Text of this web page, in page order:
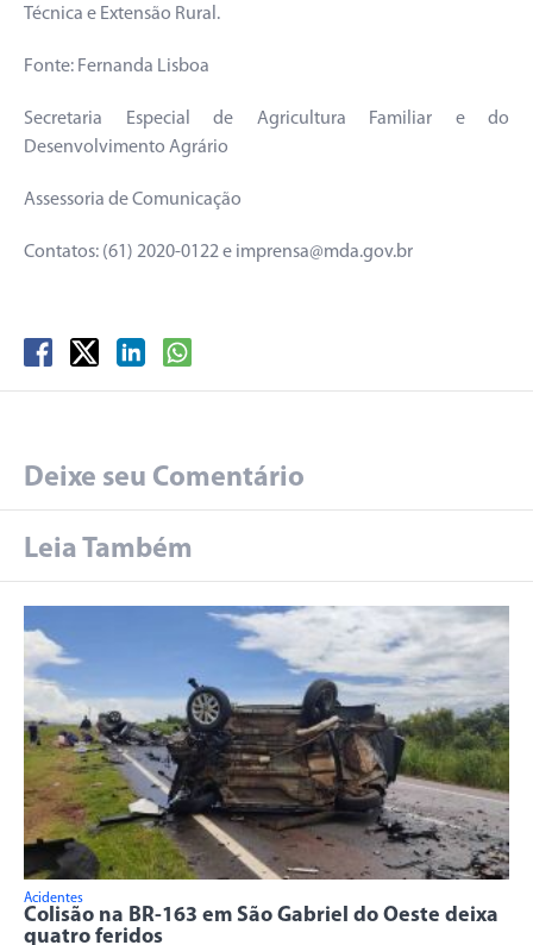
Técnica e Extensão Rural.
Fonte: Fernanda Lisboa
Secretaria Especial de Agricultura Familiar e do
Desenvolvimento Agrário
Assessoria de Comunicação
Contatos: (61) 2020-0122 e imprensa@mda.gov.br
Deixe seu Comentário
Leia Também
Acidentes
Colisão na BR-163 em São Gabriel do Oeste deixa
quatro feridos